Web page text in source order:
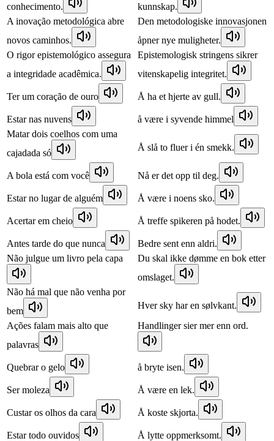
conhecimento.
kunnskap.
A inovação metodológica abre
novos caminhos.
Den metodologiske innovasjonen
åpner nye muligheter.
O rigor epistemológico assegura
a integridade acadêmica.
Epistemologisk stringens sikrer
vitenskapelig integritet.
Ter um coração de ouro Å ha et hjerte av gull.
Estar nas nuvens
å være i syvende himmel
Matar dois coelhos com uma
cajadada só
Å slå to fluer i én smekk.
A bola está com você Nå er det opp til deg.
Estar no lugar de alguém Å være i noens sko.
Acertar em cheio Å treffe spikeren på hodet.
Antes tarde do que nunca
Bedre sent enn aldri.
Não julgue um livro pela capa
Du skal ikke dømme en bok etter
omslaget.
Não há mal que não venha por
bem
Hver sky har en sølvkant.
Ações falam mais alto que
palavras
Handlinger sier mer enn ord.
Quebrar o gelo å bryte isen.
Ser moleza Å være en lek.
Custar os olhos da cara Å koste skjorta.
Estar todo ouvidos Å lytte oppmerksomt.